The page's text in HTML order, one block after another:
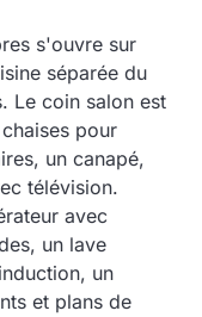
s'ouvre sur
séparée du
Le coin salon est
pour
un canapé,
télévision.
avec
un lave
un
et plans de